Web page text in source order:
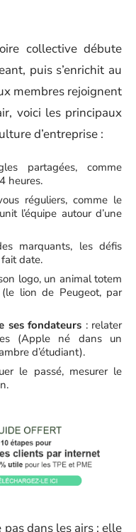
collective débute
puis s’enrichit au
membres rejoignent
voici les principaux
d’entreprise :
partagées, comme
heures.
réguliers, comme le
l’équipe autour d’une
marquants, les défis
date.
logo, un animal totem
lion de Peugeot, par
ses fondateurs : relater
(Apple né dans un
d’étudiant).
le passé, mesurer le
dans les airs : elle